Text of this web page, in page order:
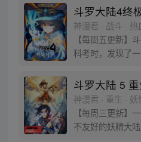
魂”遇上执着而顽
的武魂传奇将再
迹，但要给奇迹
斗罗大陆4终
神漫君 · 战斗 · 热
【每周五更新】
科考时，发现了
于是赶忙将其带
出来了，可孵出
类一模一样的孩
正在解冻一名银
年则在海滨被人发
斗罗大陆 5
神漫君 · 重生 · 妖
【每周三更新】
不友好的妖精大